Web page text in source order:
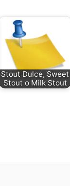
Stout Dulce, Sweet
Stout o Milk Stout